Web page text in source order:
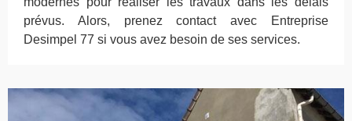
prévus. Alors, prenez contact avec Entreprise
Desimpel 77 si vous avez besoin de ses services.